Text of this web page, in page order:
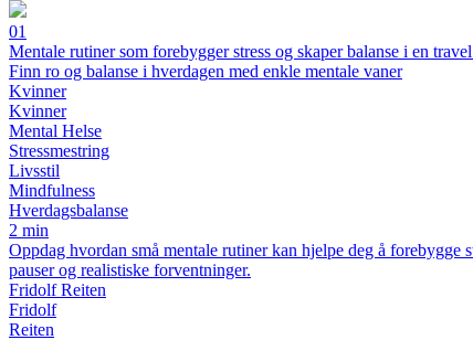
01
Mentale rutiner som forebygger stress og skaper balanse i en
Finn ro og balanse i hverdagen med enkle mentale vaner
Kvinner
Kvinner
Mental Helse
Stressmestring
Livsstil
Mindfulness
Hverdagsbalanse
2 min
Oppdag hvordan små mentale rutiner kan hjelpe deg å
pauser og realistiske forventninger.
Fridolf Reiten
Fridolf
Reiten